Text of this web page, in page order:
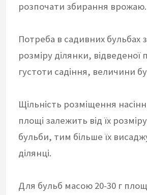
розпочати збирання врожаю.
Потреба в садивних бульбах
розміру ділянки, відведеної
густоти садіння, величини
Щільність розміщення
площі залежить від їх
бульби, тим більше їх
ділянці.
Для бульб масою 20-30 г